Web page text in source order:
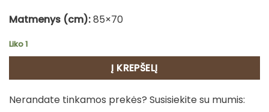
Matmenys (cm):85×70
Liko 1
Į KREPŠELĮ
Nerandate tinkamos prekės? Susisiekite su mumis: